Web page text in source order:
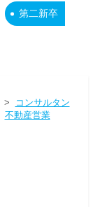
第二新卒
>
コンサルタン
不動産営業